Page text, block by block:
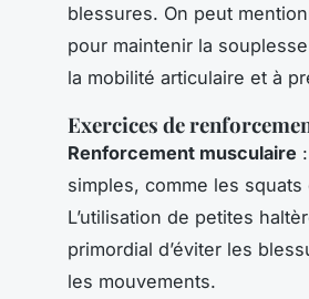
blessures. On peut
pour maintenir la
la mobilité articulaire et à
Exercices de
Renforcement musculaire
simples, comme les
L’utilisation de petites
primordial d’éviter les
les mouvements.